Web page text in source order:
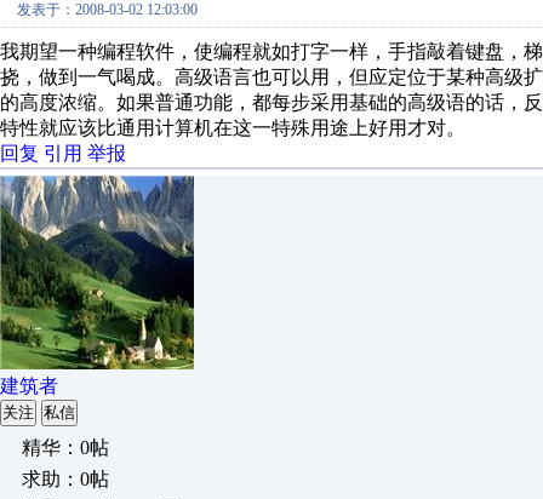
发表于：2008-03-02 12:03:00
我期望一种编程软件，使编程就如打字一样，手指敲着键盘，
挠，做到一气喝成。高级语言也可以用，但应定位于某种高级
的高度浓缩。如果普通功能，都每步采用基础的高级语的话，
特性就应该比通用计算机在这一特殊用途上好用才对。
回复 引用 举报
建筑者
关注 私信
精华：0帖
求助：0帖